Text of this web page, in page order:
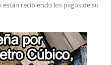
recibiendo los pagos de su